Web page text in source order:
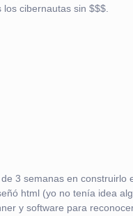
cibernautas sin $$$.
3 semanas en
html (yo no tenía idea
y software para